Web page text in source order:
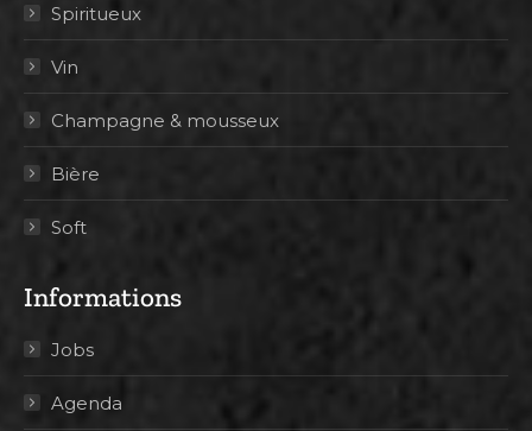
Spiritueux
Vin
Champagne & mousseux
Bière
Soft
Informations
Jobs
Agenda